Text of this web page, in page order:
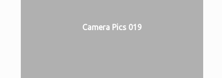
Camera Pics 019